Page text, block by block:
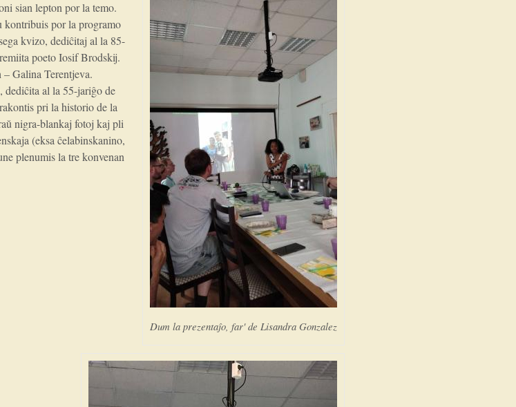
Dum la prezentaĵo, far' de Lisandra Gonzalez
sian lepton por la temo.
kontribuis por la programo
kvizo, dediĉitaj al la 85-
poeto Iosif Brodskij.
Galina Terentjeva.
dediĉita al la 55-jariĝo de
pri la historio de la
nigra-blankaj fotoj kaj pli
(eksa ĉelabinskanino,
plenumis la tre konvenan